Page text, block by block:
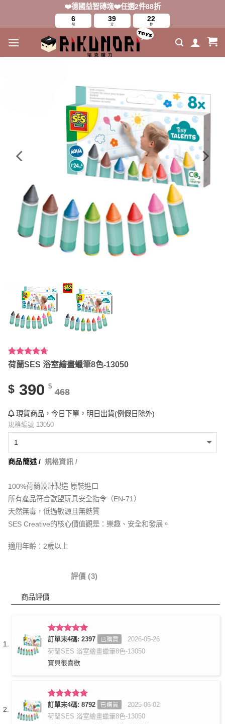
❤️德國益智磚塊❤️任選2件88折
6
時
39
分
21
秒
評分4.67
/ 5，已有
3
行評分
荷蘭SES 浴室繪畫蠟筆8色-13050
$ 390 $
468
現貨商品，今日下單，明日出貨(例假日除外)
規格編號 13050
商品簡述 / 規格資訊 /
100%荷蘭設計製造 原裝進口
所有產品符合歐盟玩具安全指令（EN-71）
天然無毒，低過敏源且無麩質
SES Creative的核心價值觀是：樂趣、安全和發展。
適用年齡：2歲以上
評價 (3)
商品評價
評分5滿
分 5
訂單末4碼: 2397 已購買
2026-05-26
荷蘭SES 浴室繪畫蠟筆8色-13050
寶貝很喜歡
評分5滿
分 5
訂單末4碼: 8792 已購買
2025-06-02
荷蘭SES 浴室繪畫蠟筆8色-13050